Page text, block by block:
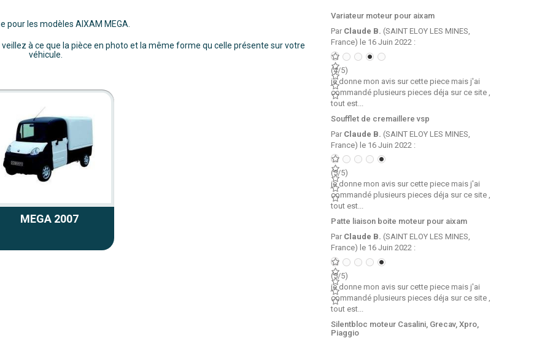
pour les modèles AIXAM MEGA.
à ce que la pièce en photo et la même forme qu celle présente sur votre
véhicule.
MEGA 2007
Variateur moteur pour aixam
Par Claude B. (SAINT ELOY LES MINES,
France) le 16 Juin 2022 :
(4/5)
je donne mon avis sur cette piece mais j'ai
commandé plusieurs pieces déja sur ce site ,
tout est...
Soufflet de cremaillere vsp
Par Claude B. (SAINT ELOY LES MINES,
France) le 16 Juin 2022 :
(5/5)
je donne mon avis sur cette piece mais j'ai
commandé plusieurs pieces déja sur ce site ,
tout est...
Patte liaison boite moteur pour aixam
Par Claude B. (SAINT ELOY LES MINES,
France) le 16 Juin 2022 :
(5/5)
je donne mon avis sur cette piece mais j'ai
commandé plusieurs pieces déja sur ce site ,
tout est...
Silentbloc moteur Casalini, Grecav, Xpro,
Piaggio